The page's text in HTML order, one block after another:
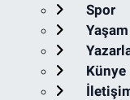
Spor
Yaşam
Künye